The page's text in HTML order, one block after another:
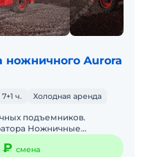
Aurora
ч. Холодная аренда
подъемников.
Ножничные
высота: 6-18 м. —
₽ смена